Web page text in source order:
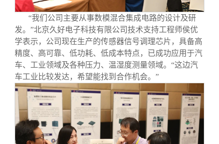
“我们公司主要从事数模混合集成电路的设计及研
发。”北京久好电子科技有限公司技术支持工程师侯优
学表示，公司现在生产的传感器信号调理芯片，具备高
精度、高可靠、低功耗、低成本特点，已成功应用于汽
车、工业领域及各种压力、温湿度测量领域。“这边汽
车工业比较发达，希望能找到合作机会。”